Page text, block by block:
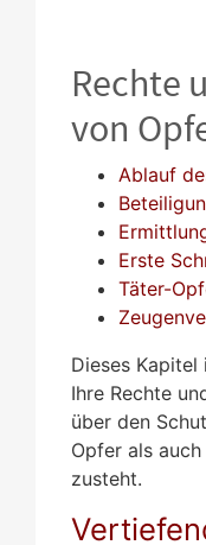
Rechte
von
Ablauf
Erste
Täter-
Dieses Kapitel
Ihre Rechte
über den
Opfer als
zusteht.